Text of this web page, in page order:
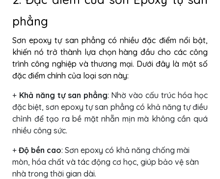
phẳng
Sơn epoxy tự san phẳng có nhiều đặc điểm nổi bật,
khiến nó trở thành lựa chọn hàng đầu cho các công
trình công nghiệp và thương mại. Dưới đây là một số
đặc điểm chính của loại sơn này:
+ Khả năng tự san phẳng: Nhờ vào cấu trúc hóa học
đặc biệt, sơn epoxy tự san phẳng có khả năng tự điều
chỉnh để tạo ra bề mặt nhẵn mịn mà không cần quá
nhiều công sức.
+ Độ bền cao: Sơn epoxy có khả năng chống mài
mòn, hóa chất và tác động cơ học, giúp bảo vệ sàn
nhà trong thời gian dài.